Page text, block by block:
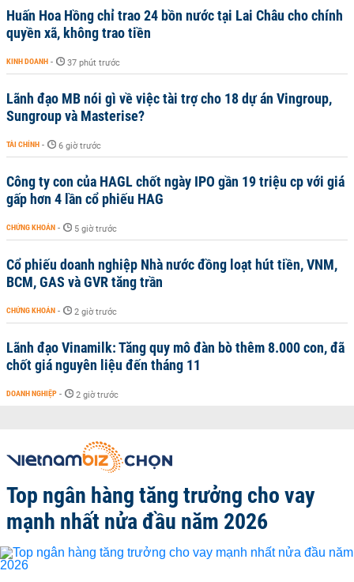
Huấn Hoa Hồng chỉ trao 24 bồn nước tại Lai Châu cho chính
quyền xã, không trao tiền
KINH DOANH - 37 phút trước
Lãnh đạo MB nói gì về việc tài trợ cho 18 dự án Vingroup,
Sungroup và Masterise?
TÀI CHÍNH - 6 giờ trước
Công ty con của HAGL chốt ngày IPO gần 19 triệu cp với giá
gấp hơn 4 lần cổ phiếu HAG
CHỨNG KHOÁN - 5 giờ trước
Cổ phiếu doanh nghiệp Nhà nước đồng loạt hút tiền, VNM,
BCM, GAS và GVR tăng trần
CHỨNG KHOÁN - 2 giờ trước
Lãnh đạo Vinamilk: Tăng quy mô đàn bò thêm 8.000 con, đã
chốt giá nguyên liệu đến tháng 11
DOANH NGHIỆP - 2 giờ trước
Top ngân hàng tăng trưởng cho vay
mạnh nhất nửa đầu năm 2026